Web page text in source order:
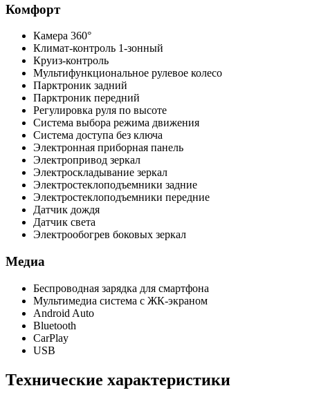
Комфорт
Камера 360°
Климат-контроль 1-зонный
Круиз-контроль
Мультифункциональное рулевое колесо
Парктроник задний
Парктроник передний
Регулировка руля по высоте
Система выбора режима движения
Система доступа без ключа
Электронная приборная панель
Электропривод зеркал
Электроскладывание зеркал
Электростеклоподъемники задние
Электростеклоподъемники передние
Датчик дождя
Датчик света
Электрообогрев боковых зеркал
Медиа
Беспроводная зарядка для смартфона
Мультимедиа система с ЖК-экраном
Android Auto
Bluetooth
CarPlay
USB
Технические характеристики